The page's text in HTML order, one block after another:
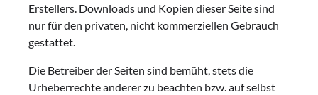
Erstellers. Downloads und Kopien dieser Seite sind
nur für den privaten, nicht kommerziellen Gebrauch
gestattet.
Die Betreiber der Seiten sind bemüht, stets die
Urheberrechte anderer zu beachten bzw. auf selbst